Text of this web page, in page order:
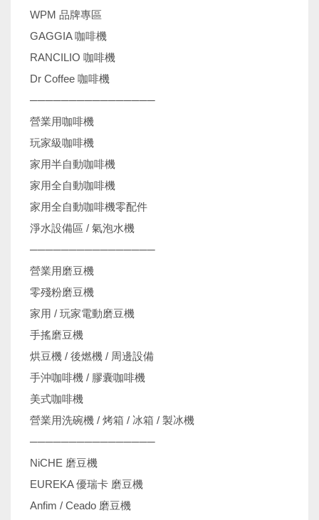
WPM 品牌專區
GAGGIA 咖啡機
RANCILIO 咖啡機
Dr Coffee 咖啡機
────────────────
營業用咖啡機
玩家級咖啡機
家用半自動咖啡機
家用全自動咖啡機
家用全自動咖啡機零配件
淨水設備區 / 氣泡水機
────────────────
營業用磨豆機
零殘粉磨豆機
家用 / 玩家電動磨豆機
手搖磨豆機
烘豆機 / 後燃機 / 周邊設備
手沖咖啡機 / 膠囊咖啡機
美式咖啡機
營業用洗碗機 / 烤箱 / 冰箱 / 製冰機
────────────────
NiCHE 磨豆機
EUREKA 優瑞卡 磨豆機
Anfim / Ceado 磨豆機